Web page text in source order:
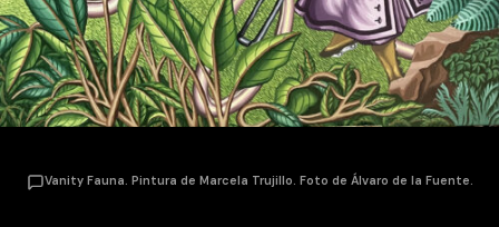
Vanity Fauna. Pintura de Marcela Trujillo. Foto de Álvaro de la Fuente.